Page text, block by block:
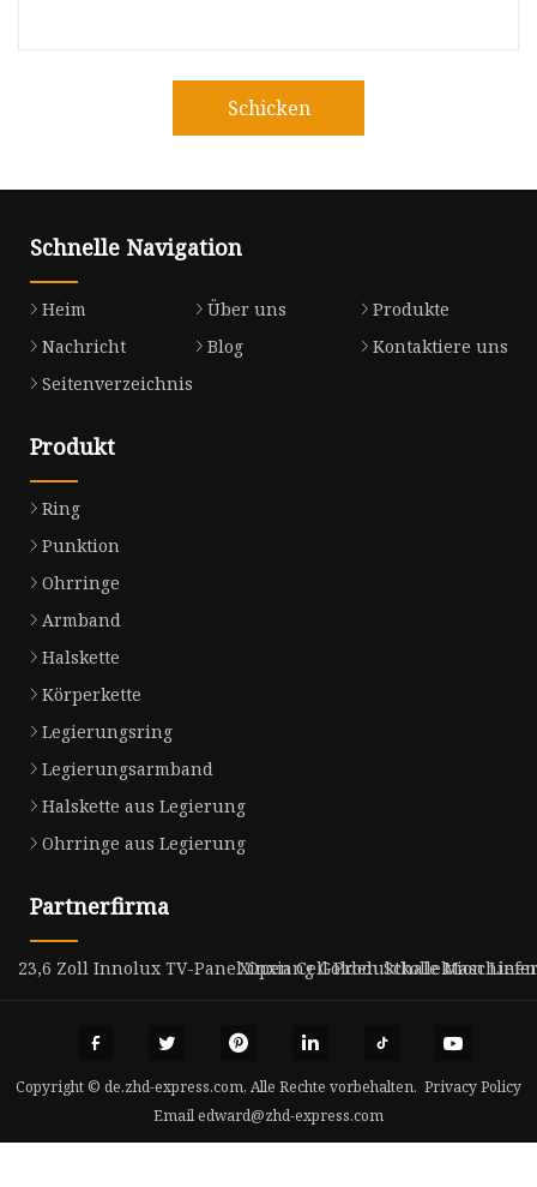
Schicken
Schnelle Navigation
Heim Über uns
Produkte
Nachricht
Blog
Kontaktiere uns
Seitenverzeichnis
Produkt
Ring
Punktion
Ohrringe
Armband
Halskette
Körperkette
Legierungsring
Legierungsarmband
Halskette aus Legierung
Ohrringe aus Legierung
Partnerfirma
23,6 Zoll Innolux TV-Panel Open Cell Produktkollektion
Xinxiang Golden Schale Maschinen
Copyright © de.zhd-express.com, Alle Rechte vorbehalten. Privacy Policy
Emailedward@zhd-express.com